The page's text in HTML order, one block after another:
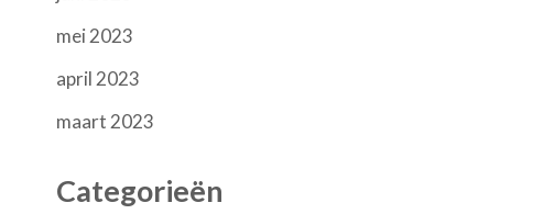
mei 2023
april 2023
maart 2023
Categorieën